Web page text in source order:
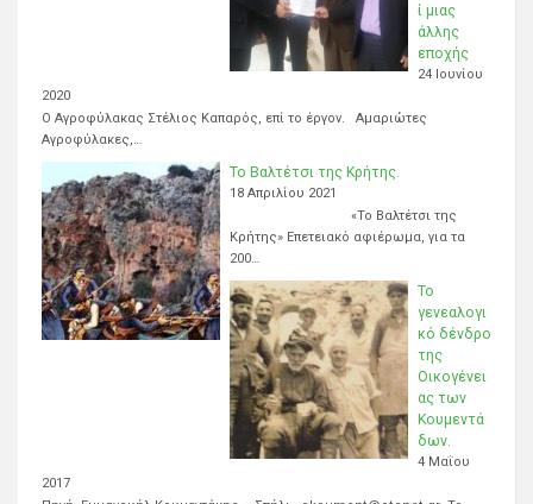
ί μιας
άλλης
εποχής
24 Ιουνίου
2020
Ο Αγροφύλακας Στέλιος Καπαρός, επί το έργον. Αμαριώτες
Αγροφύλακες,…
Το Βαλτέτσι της Κρήτης.
18 Απριλίου 2021
«Το Βαλτέτσι της
Κρήτης» Επετειακό αφιέρωμα, για τα
200…
Το
γενεαλογι
κό δένδρο
της
Οικογένει
ας των
Κουμεντά
δων.
4 Μαΐου
2017